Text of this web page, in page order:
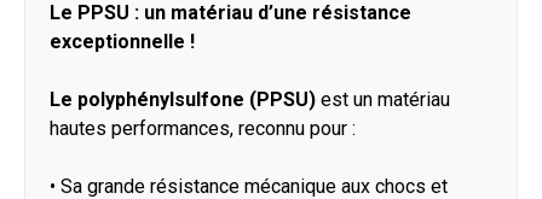
Le PPSU : un matériau d’une résistance
exceptionnelle !
Le polyphénylsulfone (PPSU) est un matériau
hautes performances, reconnu pour :
• Sa grande résistance mécanique aux chocs et